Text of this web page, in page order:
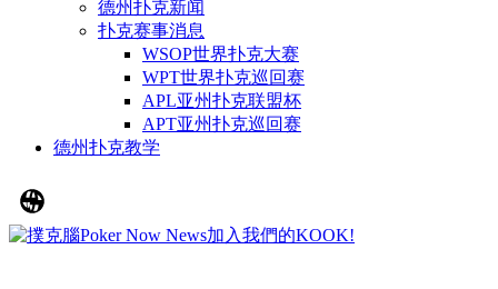
德州扑克新闻
扑克赛事消息
WSOP世界扑克大赛
WPT世界扑克巡回赛
APL亚州扑克联盟杯
APT亚州扑克巡回赛
德州扑克教学